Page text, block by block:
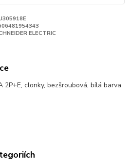
ELECTRIC
clonky, bezšroubová, bílá barva